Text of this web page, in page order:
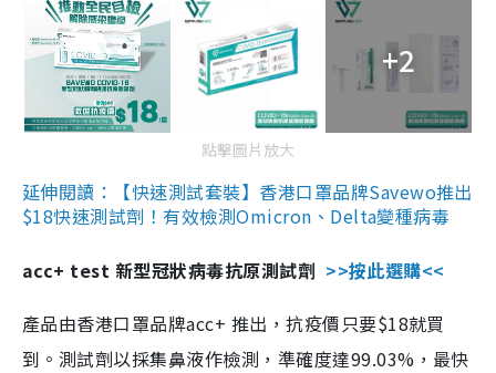
+2
點擊圖片放大
延伸閱讀：【快速測試套裝】香港口罩品牌Savewo推出
$18快速測試劑！有效檢測Omicron、Delta變種病毒
acc+ test 新型冠狀病毒抗原測試劑 >>按此選購<<
產品由香港口罩品牌acc+ 推出，抗疫價只要$18就買
到。測試劑以採集鼻液作檢測，準確度達99.03%，最快